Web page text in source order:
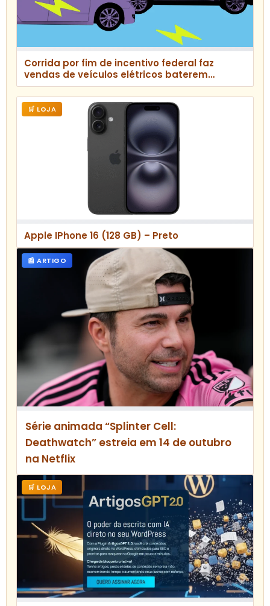
Corrida por fim de incentivo federal faz
vendas de veículos elétricos baterem
recorde nos EUA
🛒 LOJA
Apple IPhone 16 (128 GB) – Preto
📰 ARTIGO
Série animada “Splinter Cell:
Deathwatch” estreia em 14 de outubro
na Netflix
🛒 LOJA